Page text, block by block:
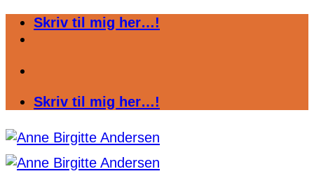
FortsætSkriv til mig her…!
Skriv til mig her…!